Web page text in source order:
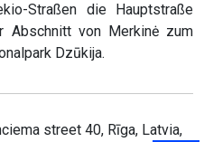
Straßen die Hauptstraße
Abschnitt von Merkinė zum
Dzūkija.
street 40, Rīga, Latvia,